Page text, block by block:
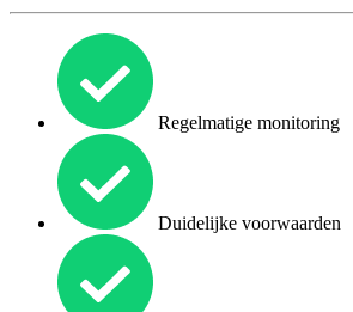
Regelmatige monitoring
Duidelijke voorwaarden